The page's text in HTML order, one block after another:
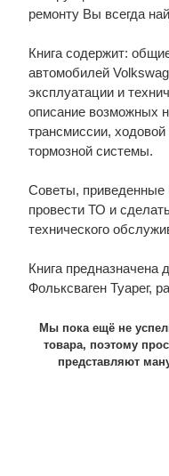
ремонту Вы всегда
Книга содержит:
автомобилей
эксплуатации и
описание возможных
трансмиссии, ходовой
тормозной системы.
Советы, приведенные
провести ТО и
технического
Книга предназначена
Фольксваген Туарег,
Мы пока ещё не
товара, поэтому
представляют